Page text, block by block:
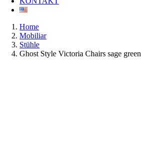
Home
Mobiliar
Stühle
Ghost Style Victoria Chairs sage green